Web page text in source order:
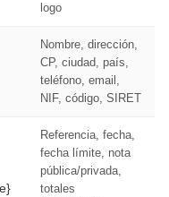
logo
Nombre, dirección,
CP, ciudad, país,
teléfono, email,
NIF, código, SIRET
Referencia, fecha,
fecha límite, nota
pública/privada,
totales